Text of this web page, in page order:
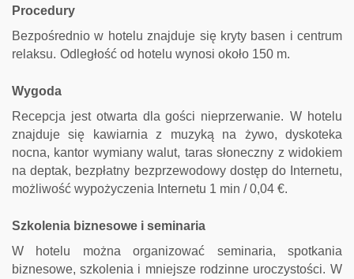
Procedury
Bezpośrednio w hotelu znajduje się kryty basen i centrum
relaksu. Odległość od hotelu wynosi około 150 m.
Wygoda
Recepcja jest otwarta dla gości nieprzerwanie. W hotelu
znajduje się kawiarnia z muzyką na żywo, dyskoteka
nocna, kantor wymiany walut, taras słoneczny z widokiem
na deptak, bezpłatny bezprzewodowy dostęp do Internetu,
możliwość wypożyczenia Internetu 1 min / 0,04 €.
Szkolenia biznesowe i seminaria
W hotelu można organizować seminaria, spotkania
biznesowe, szkolenia i mniejsze rodzinne uroczystości. W